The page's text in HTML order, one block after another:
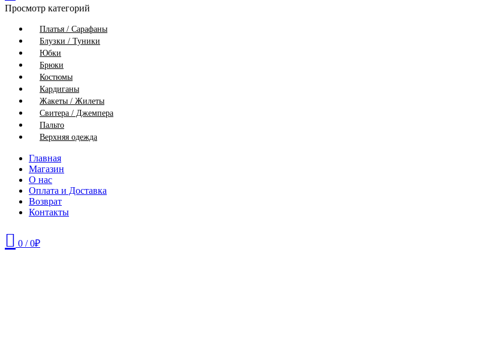
Просмотр категорий
Платья / Сарафаны
Блузки / Туники
Юбки
Брюки
Костюмы
Кардиганы
Жакеты / Жилеты
Свитера / Джемпера
Пальто
Верхняя одежда
Главная
Магазин
О нас
Оплата и Доставка
Возврат
Контакты
0 / 0₽